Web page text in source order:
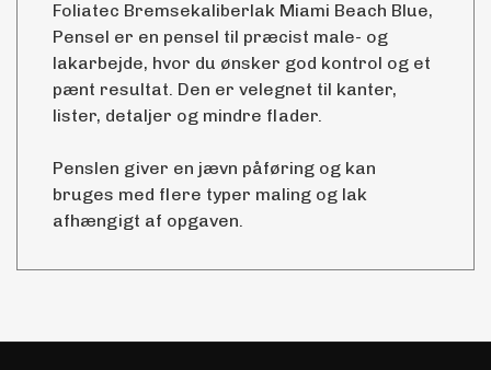
Foliatec Bremsekaliberlak Miami Beach Blue,
Pensel er en pensel til præcist male- og
lakarbejde, hvor du ønsker god kontrol og et
pænt resultat. Den er velegnet til kanter,
lister, detaljer og mindre flader.
Penslen giver en jævn påføring og kan
bruges med flere typer maling og lak
afhængigt af opgaven.